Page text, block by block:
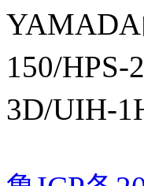
YAMADA
150/
3D/UIH-